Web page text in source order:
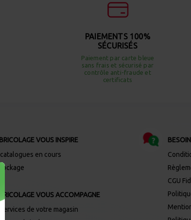
PAIEMENTS 100%
SÉCURISÉS
Paiement par carte bleue
sans frais et sécurisé par
contrôle anti-fraude et
certificats
VOUS INSPIRE
en cours
VOUS ACCOMPAGNE
services de votre magasin
CGU